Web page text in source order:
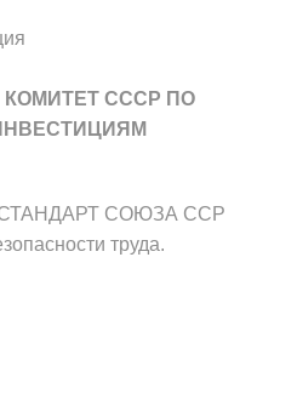
СССР ПО
СОЮЗА ССР
труда.